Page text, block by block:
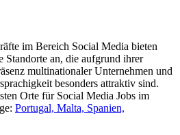
im Bereich Social Media bieten
Standorte an, die aufgrund ihrer
multinationaler Unternehmen und
besonders attraktiv sind.
Orte für Social Media Jobs im
Portugal, Malta, Spanien,